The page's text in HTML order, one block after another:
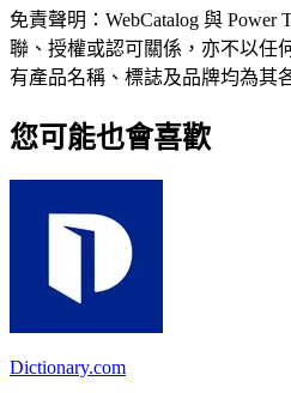
免責聲明：WebCatalog 與 Power
聯、授權或認可關係，亦不以任
有產品名稱、標誌及品牌均為其
您可能也會喜歡
Dictionary.com